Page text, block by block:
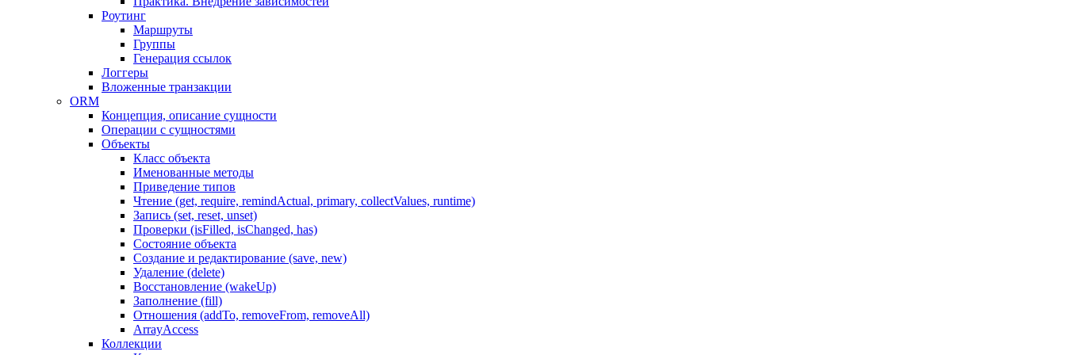
Роутинг
Маршруты
Группы
Генерация ссылок
Логгеры
Вложенные транзакции
ORM
Концепция, описание сущности
Операции с сущностями
Объекты
Класс объекта
Именованные методы
Приведение типов
Чтение (get, require, remindActual, primary, collectValues, runtime)
Запись (set, reset, unset)
Проверки (isFilled, isChanged, has)
Состояние объекта
Создание и редактирование (save, new)
Удаление (delete)
Восстановление (wakeUp)
Заполнение (fill)
Отношения (addTo, removeFrom, removeAll)
ArrayAccess
Коллекции